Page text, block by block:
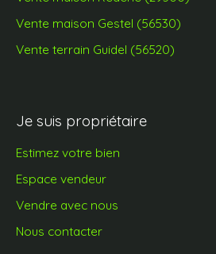
Vente maison Gestel (56530)
Vente terrain Guidel (56520)
Je suis propriétaire
Estimez votre bien
Espace vendeur
Vendre avec nous
Nous contacter